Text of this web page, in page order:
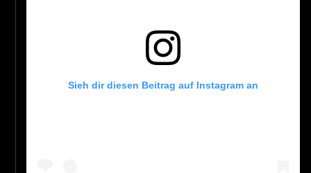
Sieh dir diesen Beitrag auf Instagram an